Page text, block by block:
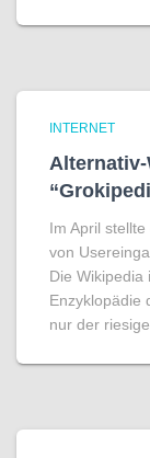
INTERNET
Im April
von
Die
Enzyklopädie
nur der